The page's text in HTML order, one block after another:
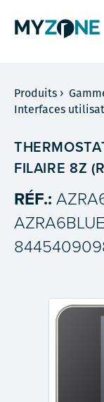
Produits ›
Interfaces
FILAIRE 8Z
RÉF.: